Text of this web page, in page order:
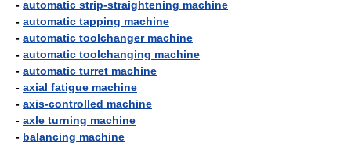
- automatic strip-straightening machine
- automatic tapping machine
- automatic toolchanger machine
- automatic toolchanging machine
- automatic turret machine
- axial fatigue machine
- axis-controlled machine
- axle turning machine
- balancing machine